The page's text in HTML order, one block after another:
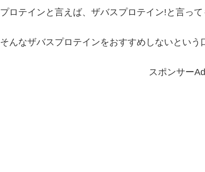
プロテインと言えば、ザバスプロテイン!と言っ
そんなザバスプロテインをおすすめしないとい
スポンサー